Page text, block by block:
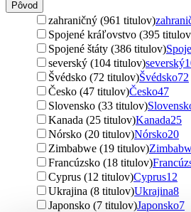
Pôvod
zahraničný (961 titulov)
Spojené kráľovstvo (395
Spojené štáty (386 titulov)
severský (104 titulov)severský
Švédsko (72 titulov)Švédsko72
Česko (47 titulov)Česko47
Slovensko (33 titulov)
Kanada (25 titulov)Kanada25
Nórsko (20 titulov)Nórsko20
Zimbabwe (19 titulov)
Francúzsko (18 titulov)
Cyprus (12 titulov)Cyprus12
Ukrajina (8 titulov)Ukrajina8
Japonsko (7 titulov)Japonsko7